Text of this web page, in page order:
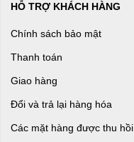
HỖ TRỢ KHÁCH HÀNG
Chính sách bảo mật
Thanh toán
Giao hàng
Đổi và trả lại hàng hóa
Các mặt hàng được thu hồi